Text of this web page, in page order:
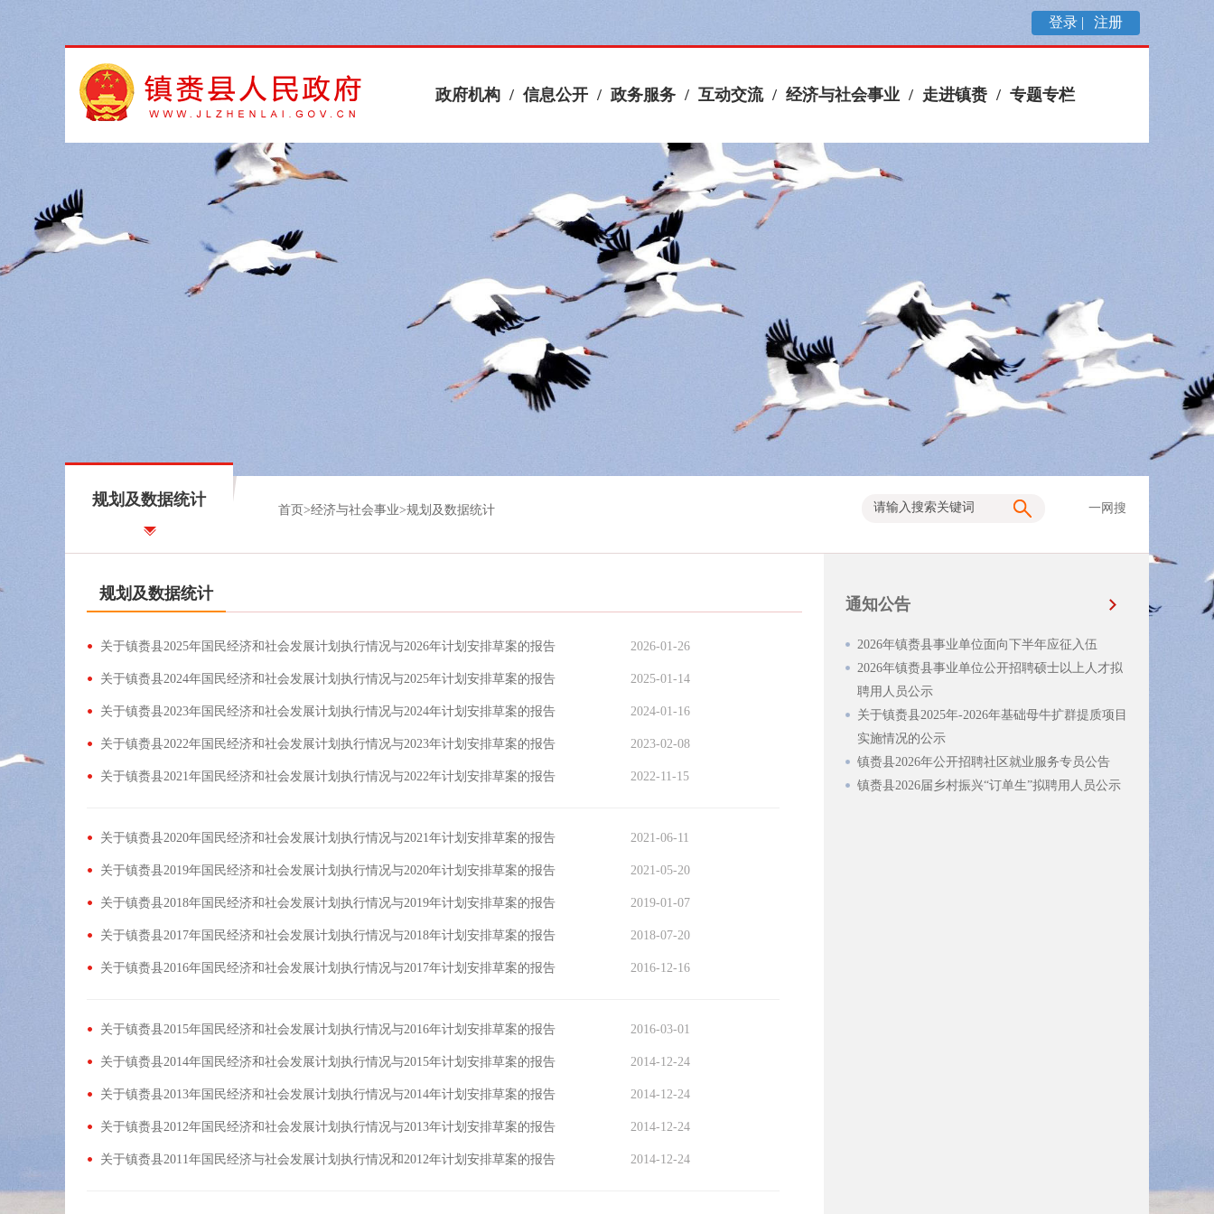
登录 | 注册
政府机构 / 信息公开 / 政务服务 / 互动交流 / 经济与社会事业 / 走进镇赉 / 专题专栏
规划及数据统计
首页 >经济与社会事业>规划及数据统计 一网搜
规划及数据统计
关于镇赉县2025年国民经济和社会发展计划执行情况与2026年计划安排草案的报告 2026-01-26
关于镇赉县2024年国民经济和社会发展计划执行情况与2025年计划安排草案的报告 2025-01-14
关于镇赉县2023年国民经济和社会发展计划执行情况与2024年计划安排草案的报告 2024-01-16
关于镇赉县2022年国民经济和社会发展计划执行情况与2023年计划安排草案的报告 2023-02-08
关于镇赉县2021年国民经济和社会发展计划执行情况与2022年计划安排草案的报告 2022-11-15
关于镇赉县2020年国民经济和社会发展计划执行情况与2021年计划安排草案的报告 2021-06-11
关于镇赉县2019年国民经济和社会发展计划执行情况与2020年计划安排草案的报告 2021-05-20
关于镇赉县2018年国民经济和社会发展计划执行情况与2019年计划安排草案的报告 2019-01-07
关于镇赉县2017年国民经济和社会发展计划执行情况与2018年计划安排草案的报告 2018-07-20
关于镇赉县2016年国民经济和社会发展计划执行情况与2017年计划安排草案的报告 2016-12-16
关于镇赉县2015年国民经济和社会发展计划执行情况与2016年计划安排草案的报告 2016-03-01
关于镇赉县2014年国民经济和社会发展计划执行情况与2015年计划安排草案的报告 2014-12-24
关于镇赉县2013年国民经济和社会发展计划执行情况与2014年计划安排草案的报告 2014-12-24
关于镇赉县2012年国民经济和社会发展计划执行情况与2013年计划安排草案的报告 2014-12-24
关于镇赉县2011年国民经济与社会发展计划执行情况和2012年计划安排草案的报告 2014-12-24
通知公告
2026年镇赉县事业单位面向下半年应征入伍
2026年镇赉县事业单位公开招聘硕士以上人才拟
聘用人员公示
关于镇赉县2025年-2026年基础母牛扩群提质项目
实施情况的公示
镇赉县2026年公开招聘社区就业服务专员公告
镇赉县2026届乡村振兴“订单生”拟聘用人员公示